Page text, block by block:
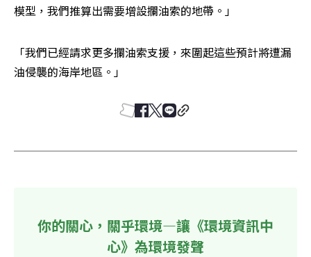
模型，我們推算出需要增設攔油索的地帶。」
「我們已經請求更多攔油索支援，來圍起這些預計將遭漏
油侵襲的海岸地區。」
你的關心，關乎環境—讓《環境資訊中
心》為環境發聲